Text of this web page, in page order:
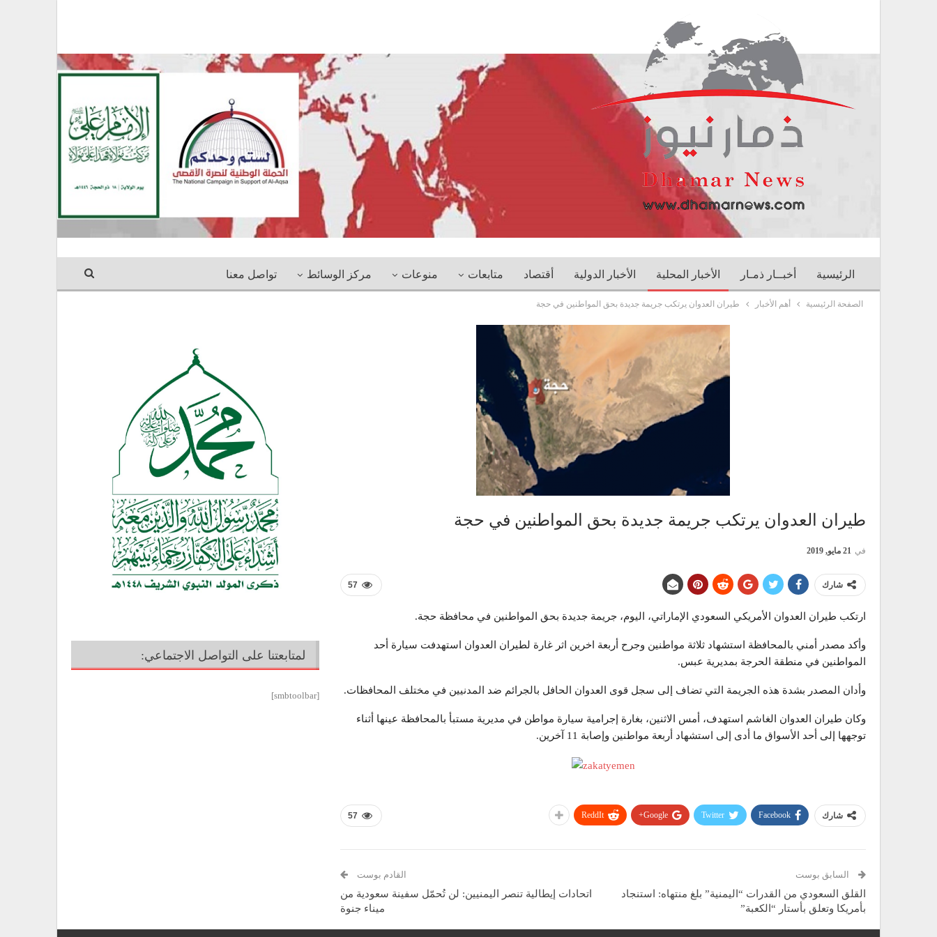
الرئيسية أخبــار ذمـار الأخبار المحلية الأخبار الدولية أقتصاد متابعات منوعات مركز الوسائط تواصل معنا
الصفحة الرئيسية أهم الأخبار طيران العدوان يرتكب جريمة جديدة بحق المواطنين في حجة
طيران العدوان يرتكب جريمة جديدة بحق المواطنين في حجة
في 21 مايو, 2019
57 شارك
ارتكب طيران العدوان الأمريكي السعودي الإماراتي، اليوم، جريمة جديدة بحق المواطنين في محافظة حجة.
وأكد مصدر أمني بالمحافظة استشهاد ثلاثة مواطنين وجرح أربعة اخرين اثر غارة لطيران العدوان استهدفت سيارة أحد
المواطنين في منطقة الحرجة بمديرية عبس.
وأدان المصدر بشدة هذه الجريمة التي تضاف إلى سجل قوى العدوان الحافل بالجرائم ضد المدنيين في مختلف المحافظات.
وكان طيران العدوان الغاشم استهدف، أمس الاثنين، بغارة إجرامية سيارة مواطن في مديرية مستبأ بالمحافظة عينها أثناء
توجهها إلى أحد الأسواق ما أدى إلى استشهاد أربعة مواطنين وإصابة 11 آخرين.
57 شارك Facebook
Twitter
Google+
ReddIt
السابق بوست
القلق السعودي من القدرات “اليمنية” بلغ منتهاه: استنجاد
بأمريكا وتعلق بأستار “الكعبة”
القادم بوست
اتحادات إيطالية تنصر اليمنيين: لن تُحمّل سفينة سعودية من
ميناء جنوة
لمتابعتنا على التواصل الاجتماعي:
[smbtoolbar]